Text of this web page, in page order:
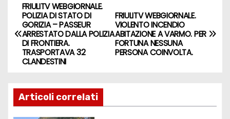
FRIULITV WEBGIORNALE.
VIOLENTO INCENDIO
ABITAZIONE A VARMO. PER
FORTUNA NESSUNA
PERSONA COINVOLTA.
FRIULITV WEBGIORNALE.
POLIZIA DI STATO DI
GORIZIA – PASSEUR
ARRESTATO DALLA POLIZIA
DI FRONTIERA.
TRASPORTAVA 32
CLANDESTINI
Articoli correlati